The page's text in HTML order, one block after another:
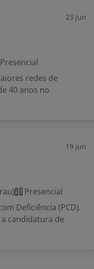
23 jun
Presencial
redes de
40 anos no
19 jun
Presencial
Deficiência (PCD).
candidatura de